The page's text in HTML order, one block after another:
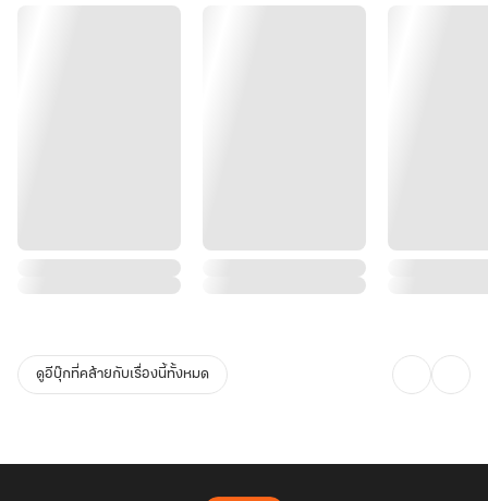
ดูอีบุ๊กที่คล้ายกับเรื่องนี้ทั้งหมด